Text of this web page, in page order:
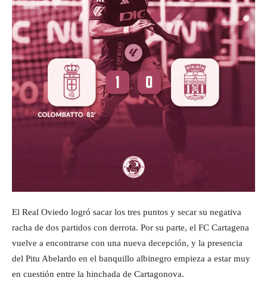
El Real Oviedo logró sacar los tres puntos y secar su negativa
racha de dos partidos con derrota. Por su parte, el FC Cartagena
vuelve a encontrarse con una nueva decepción, y la presencia
del Pitu Abelardo en el banquillo albinegro empieza a estar muy
en cuestión entre la hinchada de Cartagonova.